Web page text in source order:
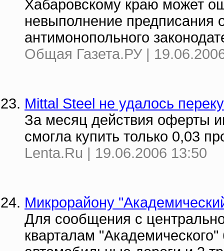
Хабаровскому краю может
невыполнение предписания
антимонопольного
Общая Газета.РУ |
Mittal Steel не удалось
За месяц действия оферты
смогла купить только 0,03
Lenta.Ru | 19.06.2006 13:50
Микрорайону
Для сообщения с
кварталам